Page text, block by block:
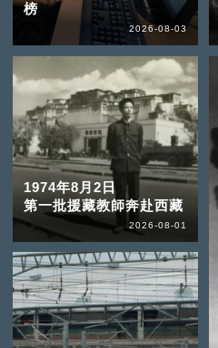
榜
2026-08-03
1974年8月2日
第一批援藏教師奔赴西藏
2026-08-01